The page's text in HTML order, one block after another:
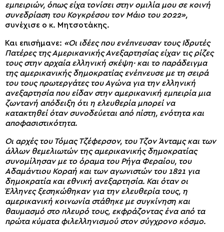
εμπειριών, όπως είχα τονίσει στην ομιλία μου σε κοινή
συνεδρίαση του Κογκρέσου τον Μάιο του 2022»,
συνέχισε ο κ. Μητσοτάκης.
Και επισήμανε: «Οι ιδέες που ενέπνευσαν τους Ιδρυτές
Πατέρες της Αμερικανικής Ανεξαρτησίας είχαν τις ρίζες
τους στην αρχαία ελληνική σκέψη· και το παράδειγμα
της αμερικανικής δημοκρατίας ενέπνευσε με τη σειρά
του τους πρωτεργάτες του Αγώνα για την ελληνική
ανεξαρτησία που είδαν στην αμερικανική εμπειρία μια
ζωντανή απόδειξη ότι η ελευθερία μπορεί να
κατακτηθεί όταν συνοδεύεται από πίστη, ενότητα και
αποφασιστικότητα.
Οι αρχές του Τόμας Τζέφερσον, του Τζον Άνταμς και των
άλλων θεμελιωτών της αμερικανικής δημοκρατίας
συνομίλησαν με το όραμα του Ρήγα Φεραίου, του
Αδαμάντιου Κοραή και των αγωνιστών του 1821 για
δημοκρατία και εθνική ανεξαρτησία. Και όταν οι
Έλληνες ξεσηκώθηκαν για την ελευθερία τους, η
αμερικανική κοινωνία στάθηκε με συγκίνηση και
θαυμασμό στο πλευρό τους, εκφράζοντας ένα από τα
πρώτα κύματα φιλελληνισμού στον σύγχρονο κόσμο.